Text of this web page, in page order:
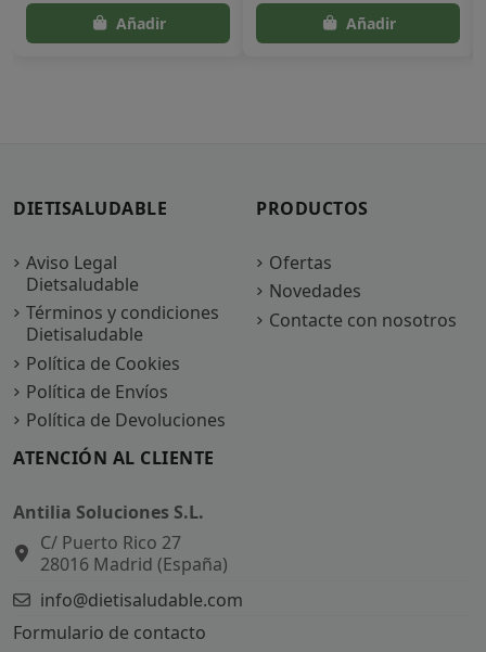
DIETISALUDABLE
Aviso Legal
Dietsaludable
Términos y condiciones
Dietisaludable
Política de Cookies
Política de Envíos
Política de Devoluciones
PRODUCTOS
Ofertas
Novedades
Contacte con nosotros
ATENCIÓN AL CLIENTE
Antilia Soluciones S.L.
C/ Puerto Rico 27
28016 Madrid (España)
info@dietisaludable.com
Formulario de contacto